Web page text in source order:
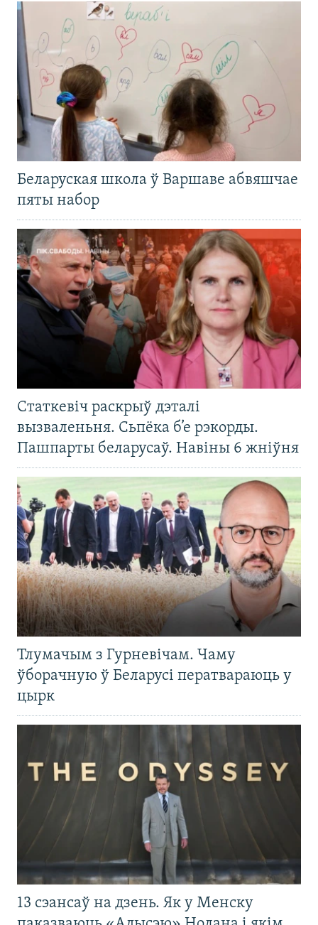
Беларуская школа ў Варшаве абвяшчае
пяты набор
Статкевіч раскрыў дэталі
вызваленьня. Сьпёка б’е рэкорды.
Пашпарты беларусаў. Навіны 6 жніўня
Тлумачым з Гурневічам. Чаму
ўборачную ў Беларусі ператвараюць у
цырк
13 сэансаў на дзень. Як у Менску